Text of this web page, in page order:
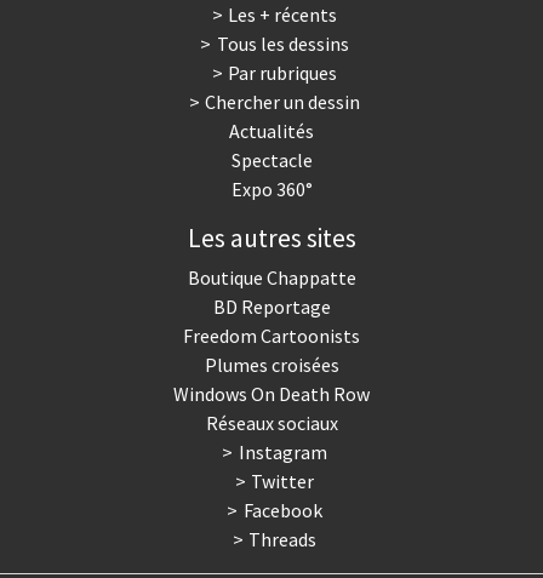
Les + récents
Tous les dessins
Par rubriques
Chercher un dessin
Actualités
Spectacle
Expo 360°
Les autres sites
Boutique Chappatte
BD Reportage
Freedom Cartoonists
Plumes croisées
Windows On Death Row
Réseaux sociaux
Instagram
Twitter
Facebook
Threads